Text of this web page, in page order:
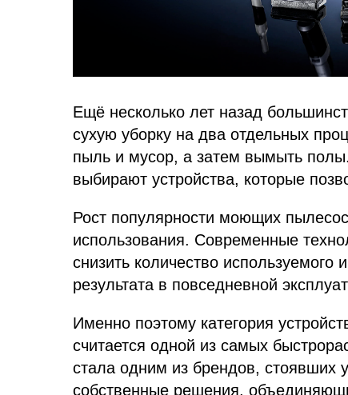
Ещё несколько лет назад
сухую уборку на два отдельных
пыль и мусор, а затем вымыть
выбирают устройства, которые
Рост популярности моющих
использования. Современные
снизить количество используемого
результата в повседневной
Именно поэтому категория
считается одной из самых
стала одним из брендов, стоявших
собственные решения,